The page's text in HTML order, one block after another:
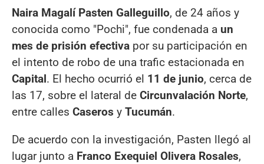
Naira Magalí Pasten Galleguillo, de 24 años y
conocida como "Pochi", fue condenada a un
mes de prisión efectiva por su participación en
el intento de robo de una trafic estacionada en
Capital. El hecho ocurrió el 11 de junio, cerca de
las 17, sobre el lateral de Circunvalación Norte,
entre calles Caseros y Tucumán.
De acuerdo con la investigación, Pasten llegó al
lugar junto a Franco Exequiel Olivera Rosales,